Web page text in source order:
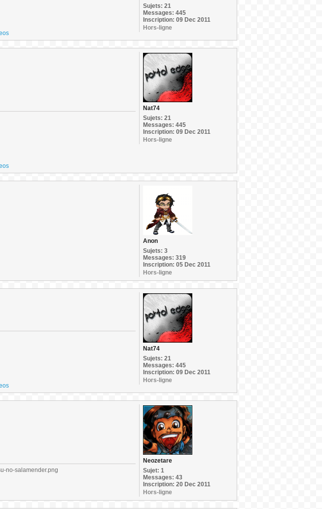
Sujets: 21
Messages: 445
Inscription: 09 Dec 2011
Hors-ligne
Nat74
Sujets: 21
Messages: 445
Inscription: 09 Dec 2011
Hors-ligne
Anon
Sujets: 3
Messages: 319
Inscription: 05 Dec 2011
Hors-ligne
Nat74
Sujets: 21
Messages: 445
Inscription: 09 Dec 2011
Hors-ligne
Neozetare
Sujet: 1
Messages: 43
Inscription: 20 Dec 2011
Hors-ligne